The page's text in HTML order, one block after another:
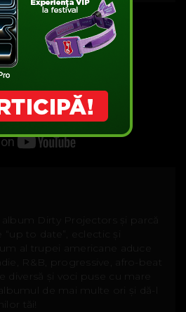
album Dirty Projectors și parcă
to date”, eclectic și
al trupei americane aduce
R&B, progressive, afro-beat
diversă și voci puse cu mare
de mai multe ori și dă-l
tăi!